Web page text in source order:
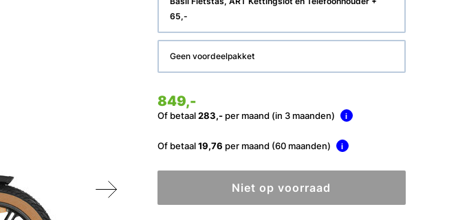
65,-
Geen voordeelpakket
849,-
Of betaal283,-per maand (in 3 maanden) i
Of betaal19,76 per maand (60 maanden) i
Niet op voorraad